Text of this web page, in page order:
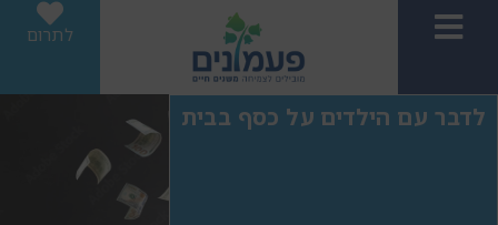
לתרום
לדבר עם הילדים על כסף בבית